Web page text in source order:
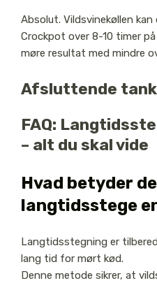
Absolut. Vildsvinekøllen
Crockpot over 8-10 timer
møre resultat med mindre
Afsluttende
FAQ:
– alt du skal vide
Hvad betyder
langtidsstege
Langtidsstegning er
lang tid for mørt kød.
Denne metode sikrer, at